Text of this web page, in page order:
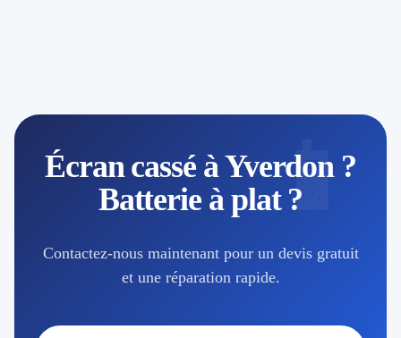
📱
Écran cassé à Yverdon ?
Batterie à plat ?
Contactez-nous maintenant pour un devis gratuit
et une réparation rapide.